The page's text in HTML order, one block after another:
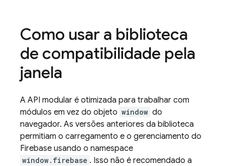
Como usar a biblioteca
de compatibilidade pela
janela
A API modular é otimizada para trabalhar com
módulos em vez do objeto window do
navegador. As versões anteriores da biblioteca
permitiam o carregamento e o gerenciamento do
Firebase usando o namespace
window.firebase . Isso não é recomendado a